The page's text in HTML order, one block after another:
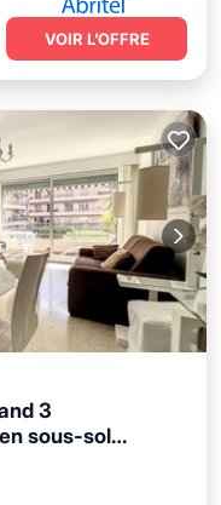
VOIR L’OFFRE
3
sous-sol